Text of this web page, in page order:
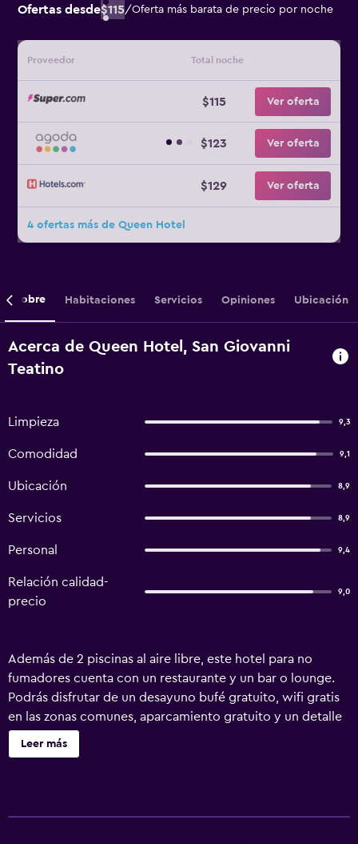
Ofertas desde$115/Oferta más barata de precio por noche
Proveedor Total noche
$115 Ver oferta
$123 Ver oferta
$129 Ver oferta
4 ofertas más de Queen Hotel
Sobre Habitaciones Servicios Opiniones Ubicación
Acerca de Queen Hotel, San Giovanni
Teatino
Limpieza 9,3
Comodidad 9,1
Ubicación 8,9
Servicios 8,9
Personal 9,4
Relación calidad-
precio
9,0
Además de 2 piscinas al aire libre, este hotel para no
fumadores cuenta con un restaurante y un bar o lounge.
Podrás disfrutar de un desayuno bufé gratuito, wifi gratis
en las zonas comunes, aparcamiento gratuito y un detalle
de bienvenida gratuito. También encontrarás un bar junto
a la piscina, un bar-cafetería y una terraza en la azotea.
Leer más